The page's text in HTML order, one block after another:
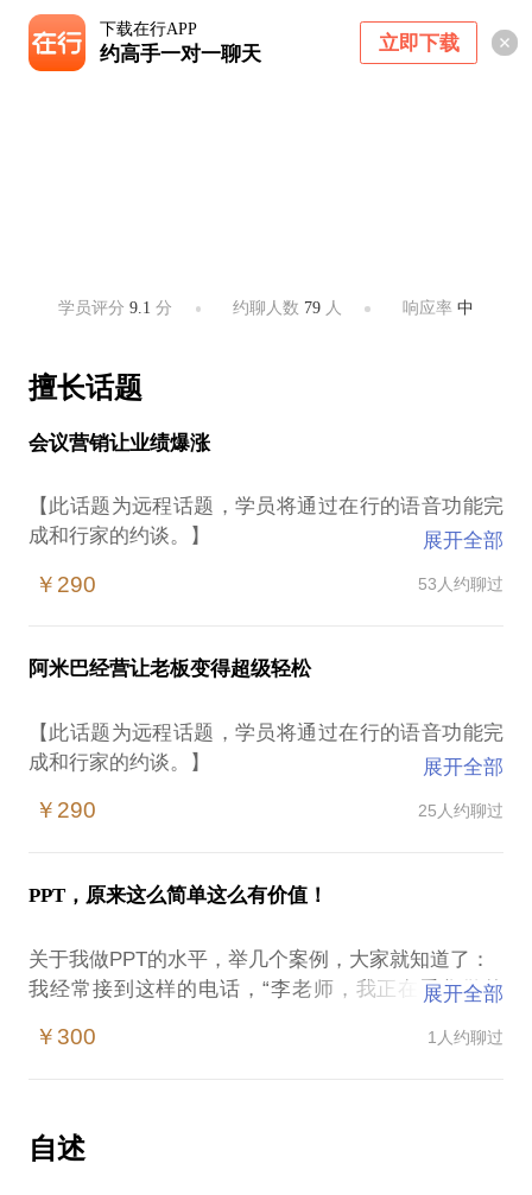
下载在行APP
约高手一对一聊天 立即下载
学员评分9.1 分 约聊人数 79人 响应率 中
擅长话题
会议营销让业绩爆涨
【此话题为远程话题，学员将通过在行的语音功能完
成和行家的约谈。】
绝大部分企业是这样做营销的：
等；
把营销人员撒向全国各地，让他们单独面对客户，一
把不合格的销售员淘汰掉！（可惜已经花了很大的成
本呀！）；
继续招人、培训、推向市场、淘汰、再招人……
会议营销的流程是这样的：
把客户集中在一起；
由推广讲师来介绍公司、产品和集中成交；
会议营销的优势，是显而易见的，我亲自操盘过好几
出全套的会议营销系列后，每年可以卖出幼儿识字光
盘套装，33万套。每套售价从160元上涨到280元，而
展开全部
￥290 53人约聊过
阿米巴经营让老板变得超级轻松
【此话题为远程话题，学员将通过在行的语音功能完
成和行家的约谈。】
这是由日本企业家稻盛和夫总结出来的一种企业经营
电信，从街道小厂做成了世界500强。并且只用424
天，就把一年亏损1800亿日元的日航，变成了一年赢
阿米巴经营模式的定义：
用稻盛老人的原话是：在正确的经营理念指导下，把
组织划分成一个个小团体，通过独立核算加以运作，
它非常灵活，没有固定的形状，生命力极强。它可以
展开全部
￥290 25人约聊过
PPT，原来这么简单这么有价值！
关于我做PPT的水平，举几个案例，大家就知道了：
我经常接到这样的电话，“李老师，我正在看您做的
感谢您呀！”（我以前所在的公司，经常举办集体培
“李老师，非常感谢您呀，我在家长面前，展示您做的
PPT，再加我自己的一点小魅力，没想到，很多家长
展开全部
￥300 1人约聊过
自述